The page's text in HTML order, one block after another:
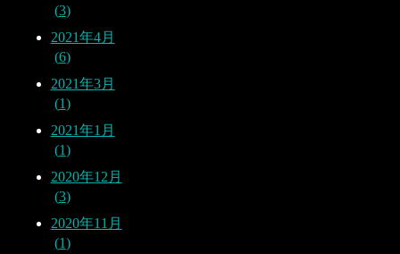
3
2021年4月
6
2021年3月
1
2021年1月
1
2020年12月
3
2020年11月
1